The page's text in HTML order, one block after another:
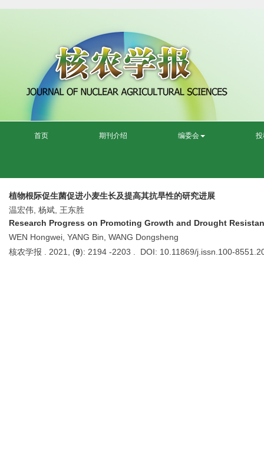
首页 期刊介绍 编委会
植物根际促生菌促进小麦生长及提高其抗旱性的研究进展
温宏伟, 杨斌, 王东胜
Research Progress on Promoting Growth and Drought
WEN Hongwei, YANG Bin, WANG Dongsheng
核农学报 . 2021, (9): 2194 -2203 . DOI: 10.11869/j.issn.100-